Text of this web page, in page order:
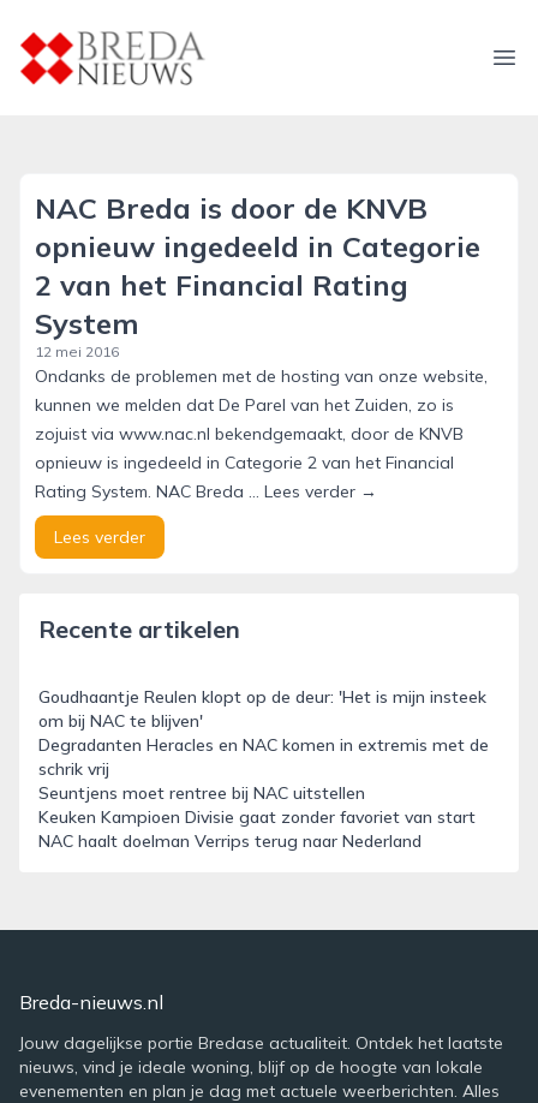
breda-nieuws.nl
NAC Breda is door de KNVB
opnieuw ingedeeld in Categorie
2 van het Financial Rating
System
12 mei 2016
Ondanks de problemen met de hosting van onze website,
kunnen we melden dat De Parel van het Zuiden, zo is
zojuist via www.nac.nl bekendgemaakt, door de KNVB
opnieuw is ingedeeld in Categorie 2 van het Financial
Rating System. NAC Breda … Lees verder →
Lees verder
Recente artikelen
Goudhaantje Reulen klopt op de deur: 'Het is mijn insteek
om bij NAC te blijven'
Degradanten Heracles en NAC komen in extremis met de
schrik vrij
Seuntjens moet rentree bij NAC uitstellen
Keuken Kampioen Divisie gaat zonder favoriet van start
NAC haalt doelman Verrips terug naar Nederland
Breda-nieuws.nl
Jouw dagelijkse portie Bredase actualiteit. Ontdek het laatste
nieuws, vind je ideale woning, blijf op de hoogte van lokale
evenementen en plan je dag met actuele weerberichten. Alles